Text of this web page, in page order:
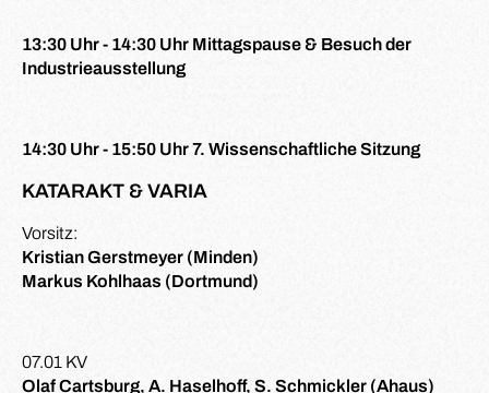
13:30 Uhr - 14:30 Uhr Mittagspause & Besuch der
Industrieausstellung
14:30 Uhr - 15:50 Uhr 7. Wissenschaftliche Sitzung
KATARAKT & VARIA
Vorsitz:
Kristian Gerstmeyer (Minden)
Markus Kohlhaas (Dortmund)
07.01 KV
Olaf Cartsburg, A. Haselhoff, S. Schmickler (Ahaus)